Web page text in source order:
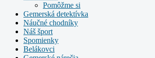
Pomôžme si
Gemerská detektívka
Náučné chodníky
Náš šport
Spomienky
Belákovci